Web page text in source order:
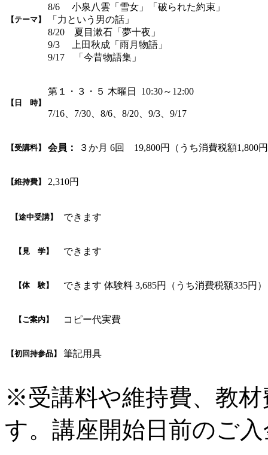
【テーマ】
8/6 小泉八雲「雪女」「破られた約束」
「力という男の話」
8/20 夏目漱石「夢十夜」
9/3 上田秋成「雨月物語」
9/17 「今昔物語集」
【日 時】
第１・３・５ 木曜日 10:30～12:00
7/16、7/30、8/6、8/20、9/3、9/17
【受講料】 会員： ３か月 6回 19,800円（うち消費税額1,800
【維持費】 2,310円
【途中受講】 できます
【見 学】 できます
【体 験】 できます 体験料 3,685円（うち消費税額335円）
【ご案内】 コピー代実費
【初回持参品】 筆記用具
※受講料や維持費、教
す。講座開始日前のご